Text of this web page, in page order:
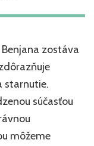
zostáva
starnutie.
súčasťou
môžeme